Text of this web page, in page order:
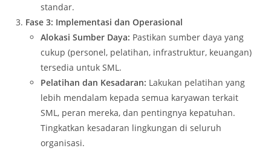
standar.
Fase 3: Implementasi dan Operasional
Alokasi Sumber Daya: Pastikan sumber daya yang
cukup (personel, pelatihan, infrastruktur, keuangan)
tersedia untuk SML.
Pelatihan dan Kesadaran: Lakukan pelatihan yang
lebih mendalam kepada semua karyawan terkait
SML, peran mereka, dan pentingnya kepatuhan.
Tingkatkan kesadaran lingkungan di seluruh
organisasi.